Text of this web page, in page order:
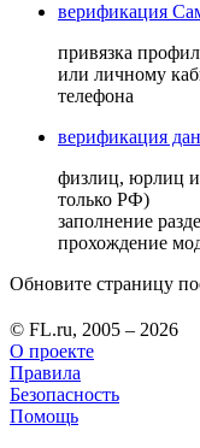
верификация
привязка
или личному
телефона
верификация
физлиц, юрлиц
только РФ)
заполнение
прохождение
Обновите страницу
© FL.ru, 2005 – 2026
О проекте
Правила
Безопасность
Помощь